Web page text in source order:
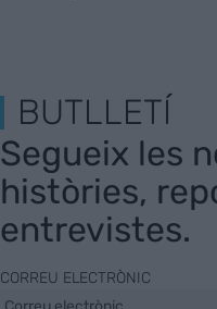
BUTLLETÍ
Segueix les
històries,
entrevistes.
CORREU ELECTRÒNIC